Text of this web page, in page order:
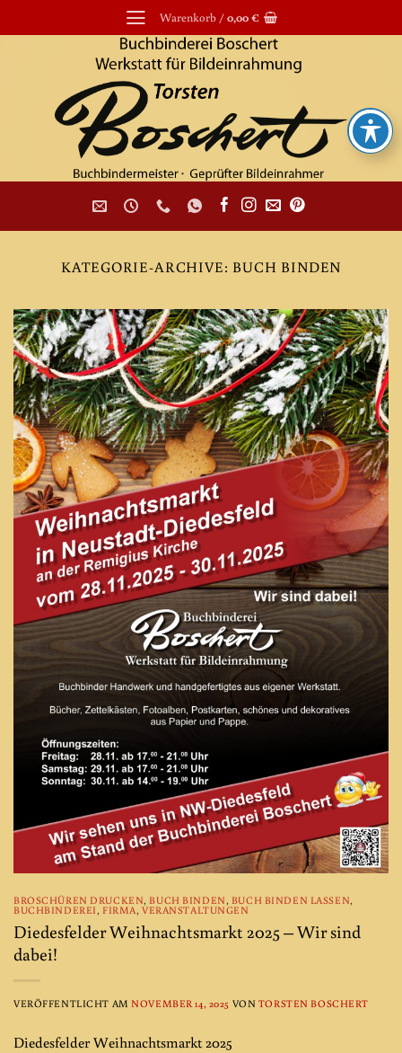
Inhalt
Warenkorb /0,00€
KATEGORIE-ARCHIVE: BUCH BINDEN
BROSCHÜREN DRUCKEN,BUCH BINDEN, BUCH BINDEN LASSEN,
BUCHBINDEREI,FIRMA,VERANSTALTUNGEN
Diedesfelder Weihnachtsmarkt 2025 – Wir sind
dabei!
VERÖFFENTLICHT AMNOVEMBER 14, 2025 VON TORSTEN BOSCHERT
Diedesfelder Weihnachtsmarkt 2025